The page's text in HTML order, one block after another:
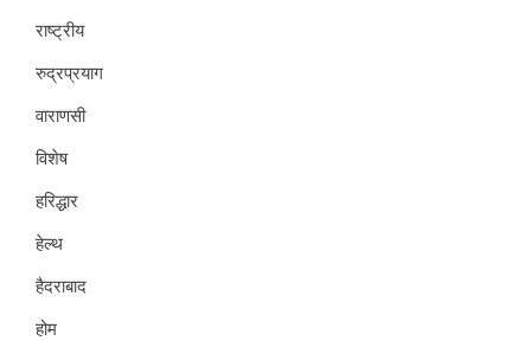
राष्ट्रीय
रुद्रप्रयाग
वाराणसी
विशेष
हरिद्धार
हेल्थ
हैदराबाद
होम